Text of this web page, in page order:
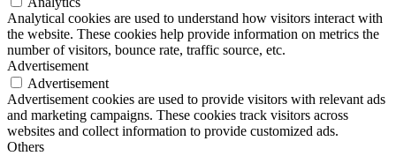
Analytical cookies are used to understand how visitors interact with
the website. These cookies help provide information on metrics the
number of visitors, bounce rate, traffic source, etc.
Advertisement
Advertisement
Advertisement cookies are used to provide visitors with relevant ads
and marketing campaigns. These cookies track visitors across
websites and collect information to provide customized ads.
Others